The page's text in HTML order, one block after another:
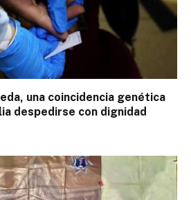
una coincidencia genética
despedirse con dignidad